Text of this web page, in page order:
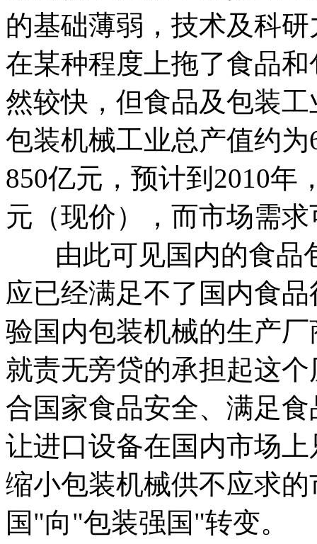
的基础薄弱，技术及科
在某种程度上拖了食品
然较快，但食品及包装
包装机械工业总产值约
850亿元，预计到2010年
元（现价），而市场需
由此可见国内的食品
应已经满足不了国内食
验国内包装机械的生产
就责无旁贷的承担起这
合国家食品安全、满足
让进口设备在国内市场
缩小包装机械供不应求
国"向"包装强国"转变。